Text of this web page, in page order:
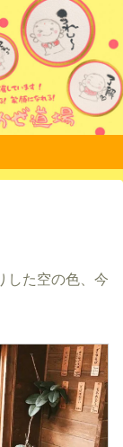
した空の色、今